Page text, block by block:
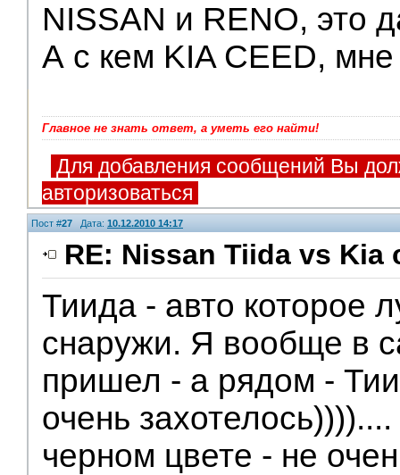
NISSAN и RENO, это
А с кем KIA CEED,
Главное не знать ответ, а уметь его найти!
Для добавления сообщений Вы
авторизоваться
Пост #27 Дата: 10.12.2010 14:17
RE: Nissan Tiida vs Kia
Тиида - авто которое
снаружи. Я вообще в
пришел - а рядом -
очень
черном цвете - не